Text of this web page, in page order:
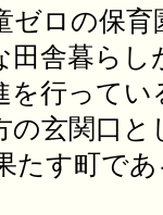
ゼロの保
田舎暮ら
を行ってい
玄関口と
たす町で